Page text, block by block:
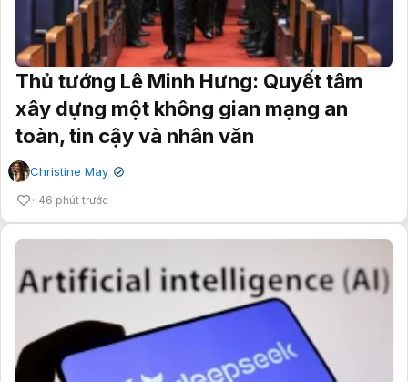
Thủ tướng Lê Minh Hưng: Quyết tâm
xây dựng một không gian mạng an
toàn, tin cậy và nhân văn
Christine May ✔
46 phút trước